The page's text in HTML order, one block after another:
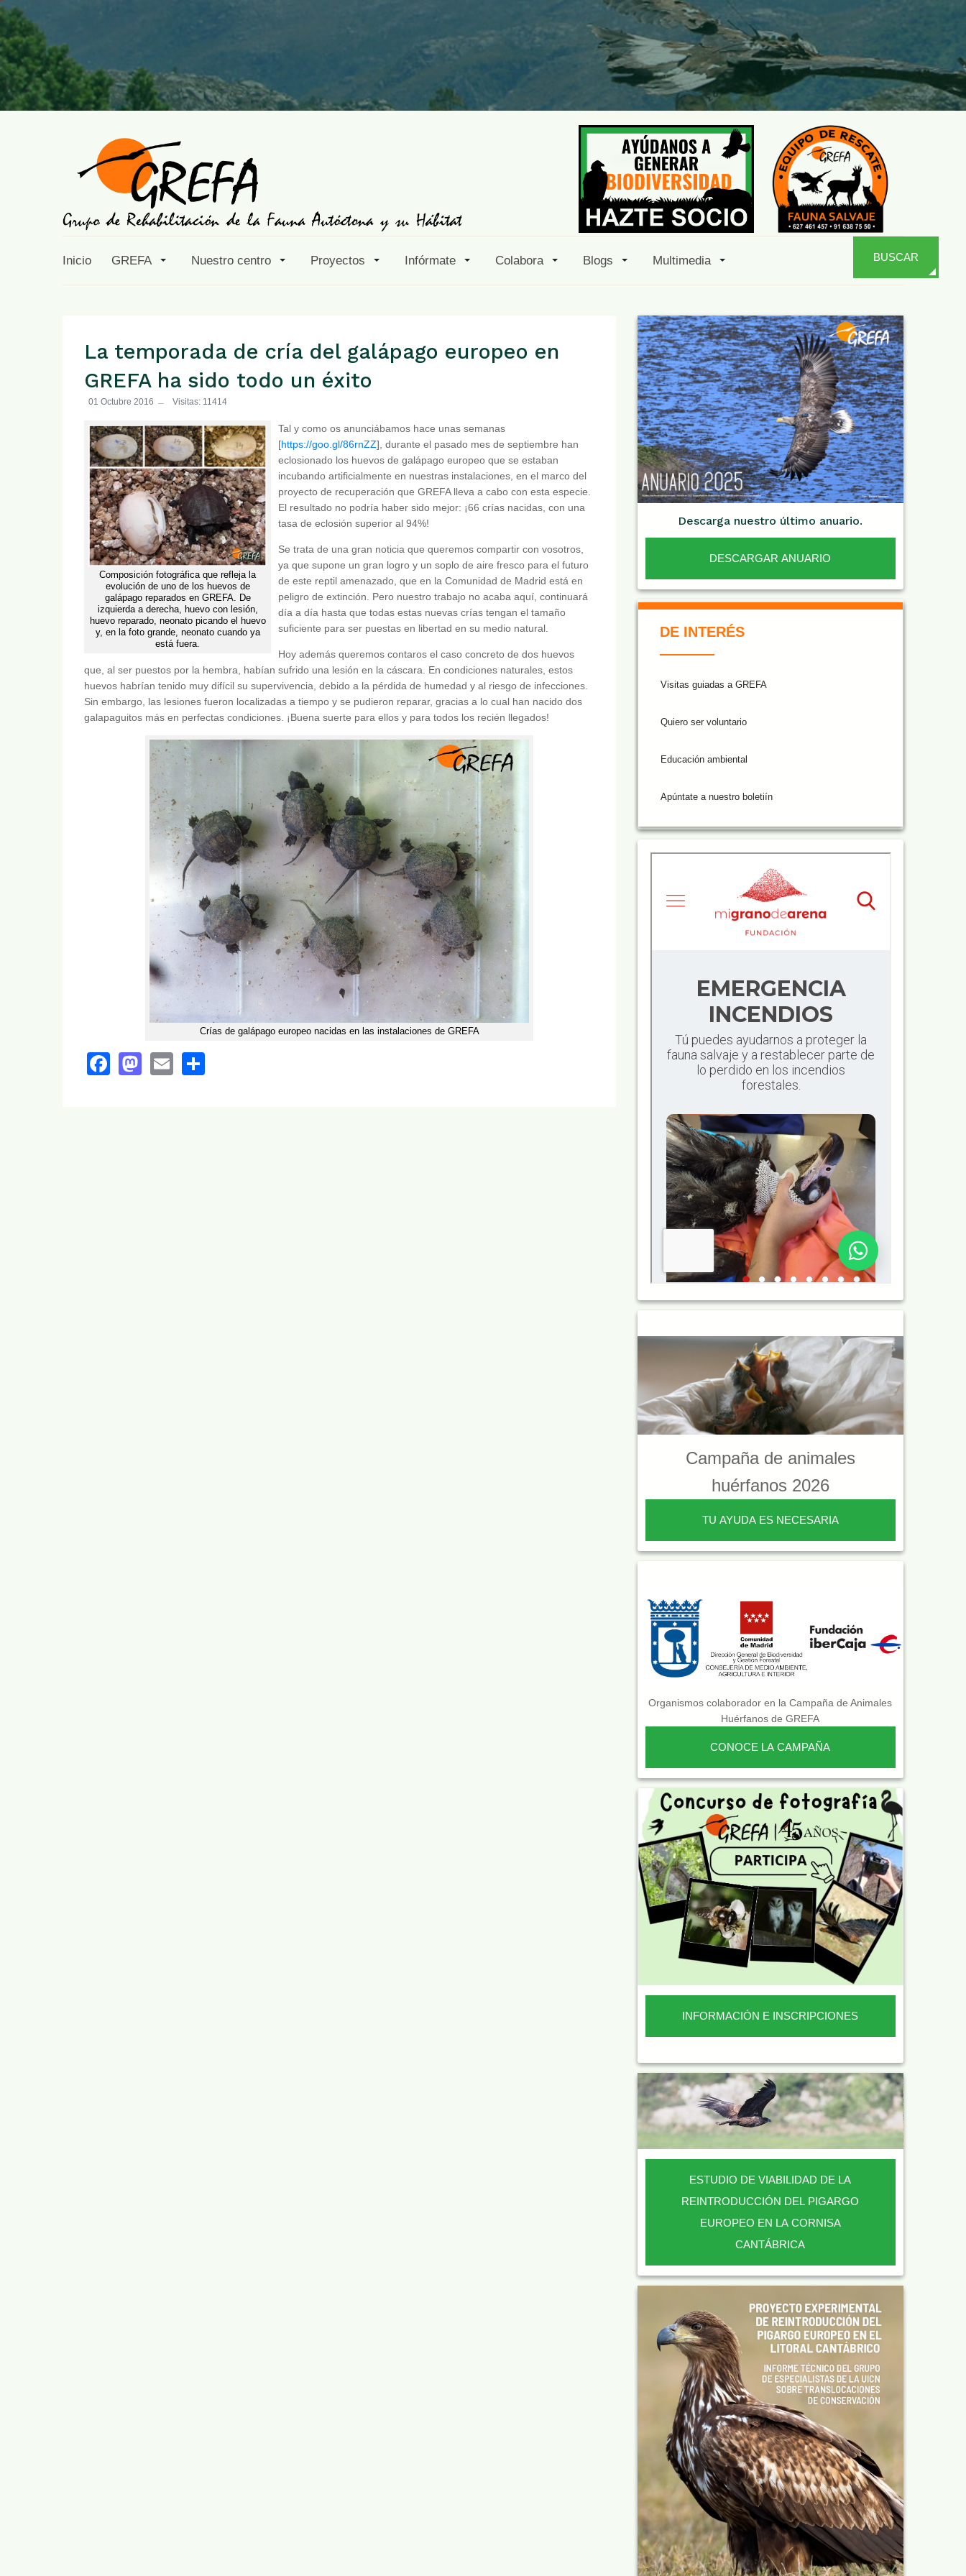
Inicio GREFA Nuestro centro Proyectos Infórmate Colabora Blogs Multimedia BUSCAR
La temporada de cría del galápago europeo en
GREFA ha sido todo un éxito
01 Octubre 2016 Visitas: 11414
Composición fotográfica que refleja la
evolución de uno de los huevos de
galápago reparados en GREFA. De
izquierda a derecha, huevo con lesión,
huevo reparado, neonato picando el huevo
y, en la foto grande, neonato cuando ya
está fuera.
Tal y como os anunciábamos hace unas semanas
[https://goo.gl/86rnZZ], durante el pasado mes de septiembre han
eclosionado los huevos de galápago europeo que se estaban
incubando artificialmente en nuestras instalaciones, en el marco del
proyecto de recuperación que GREFA lleva a cabo con esta especie.
El resultado no podría haber sido mejor: ¡66 crías nacidas, con una
tasa de eclosión superior al 94%!
Se trata de una gran noticia que queremos compartir con vosotros,
ya que supone un gran logro y un soplo de aire fresco para el futuro
de este reptil amenazado, que en la Comunidad de Madrid está en
peligro de extinción. Pero nuestro trabajo no acaba aquí, continuará
día a día hasta que todas estas nuevas crías tengan el tamaño
suficiente para ser puestas en libertad en su medio natural.
Hoy además queremos contaros el caso concreto de dos huevos
que, al ser puestos por la hembra, habían sufrido una lesión en la cáscara. En condiciones naturales, estos
huevos habrían tenido muy difícil su supervivencia, debido a la pérdida de humedad y al riesgo de infecciones.
Sin embargo, las lesiones fueron localizadas a tiempo y se pudieron reparar, gracias a lo cual han nacido dos
galapaguitos más en perfectas condiciones. ¡Buena suerte para ellos y para todos los recién llegados!
Crías de galápago europeo nacidas en las instalaciones de GREFA
Facebook
Mastodon
Email
Descarga nuestro último anuario.
DESCARGAR ANUARIO
DE INTERÉS
Visitas guiadas a GREFA
Quiero ser voluntario
Educación ambiental
Apúntate a nuestro boletiín
Campaña de animales
huérfanos 2026
TU AYUDA ES NECESARIA
Organismos colaborador en la Campaña de Animales
Huérfanos de GREFA
CONOCE LA CAMPAÑA
INFORMACIÓN E INSCRIPCIONES
ESTUDIO DE VIABILIDAD DE LA
REINTRODUCCIÓN DEL PIGARGO
EUROPEO EN LA CORNISA
CANTÁBRICA